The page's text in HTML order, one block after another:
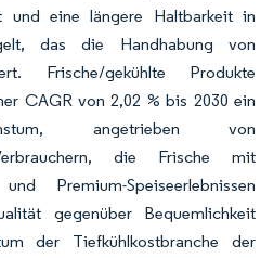
und eine längere Haltbarkeit in
das die Handhabung von
Frische/gekühlte Produkte
CAGR von 2,02 % bis 2030 ein
angetrieben von
die Frische mit
Premium-Speiseerlebnissen
gegenüber Bequemlichkeit
der Tiefkühlkostbranche der